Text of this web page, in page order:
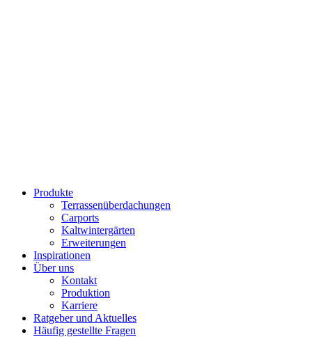
Produkte
Terrassenüberdachungen
Carports
Kaltwintergärten
Erweiterungen
Inspirationen
Über uns
Kontakt
Produktion
Karriere
Ratgeber und Aktuelles
Häufig gestellte Fragen